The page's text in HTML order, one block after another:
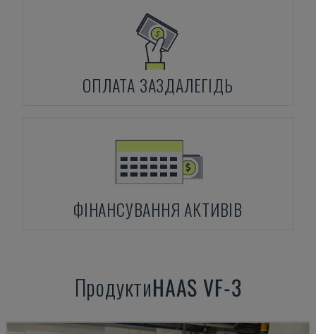
ОПЛАТА ЗАЗДАЛЕГІДЬ
ФІНАНСУВАННЯ АКТИВІВ
ПродуктиHAAS VF-3